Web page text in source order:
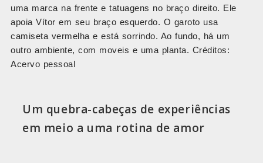
uma marca na frente e tatuagens no braço direito. Ele
apoia Vítor em seu braço esquerdo. O garoto usa
camiseta vermelha e está sorrindo. Ao fundo, há um
outro ambiente, com moveis e uma planta. Créditos:
Acervo pessoal
Um quebra-cabeças de experiências
em meio a uma rotina de amor